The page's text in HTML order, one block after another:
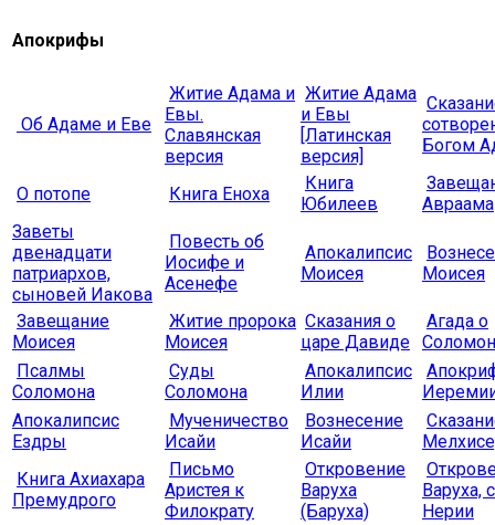
Апокрифы
Об Адаме и Еве
Житие Адама и
Евы.
Славянская
версия
Житие Адама
и Евы
[Латинская
версия]
Богом
О потопе Книга Еноха
Книга
Юбилеев
Авраама
Заветы
двенадцати
патриархов,
сыновей Иакова
Повесть об
Иосифе и
Асенефе
Апокалипсис
Моисея
Моисея
Завещание
Моисея
Житие пророка
Моисея
Сказания о
царе Давиде
Агада о
Псалмы
Соломона
Суды
Соломона
Апокалипсис
Илии
Апокалипсис
Ездры
Мученичество
Исайи
Вознесение
Исайи
Книга Ахиахара
Премудрого
Письмо
Аристея к
Филократу
Откровение
Варуха
(Баруха)
Варуха,
Нерии